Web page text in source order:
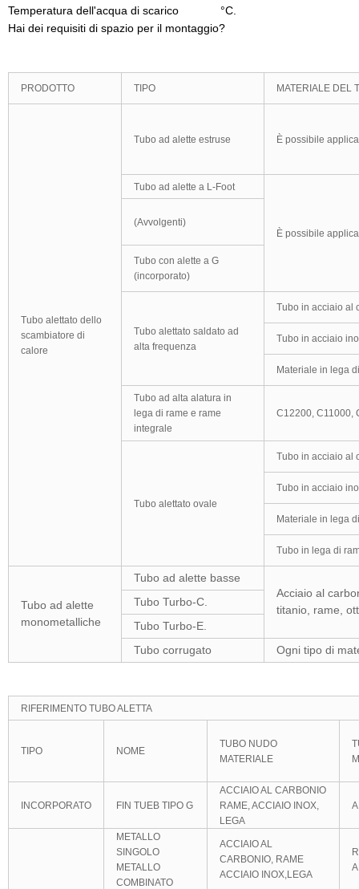
Temperatura dell'acqua di scarico °C.
Hai dei requisiti di spazio per il montaggio?
PRODOTTO TIPO MATERIALE DEL
Tubo alettato dello
scambiatore di
calore
Tubo ad alette estruse È possibile
Tubo ad alette a L-Foot
È possibile
(Avvolgenti)
Tubo con alette a G
(incorporato)
Tubo alettato saldato ad
alta frequenza
Tubo in acciaio al
Tubo in acciaio
Materiale in lega
Tubo ad alta alatura in
lega di rame e rame
integrale
C12200, C11000,
Tubo alettato ovale
Tubo in acciaio al
Tubo in acciaio
Materiale in lega
Tubo in lega di
Tubo ad alette
monometalliche
Tubo ad alette basse
Acciaio al
titanio, rame,
Tubo Turbo-C.
Tubo Turbo-E.
Tubo corrugato
Ogni tipo di
RIFERIMENTO TUBO ALETTA
TIPO NOME
TUBO NUDO
MATERIALE
INCORPORATO FIN TUEB TIPO G
ACCIAIO AL CARBONIO
RAME, ACCIAIO INOX,
LEGA
METALLO
SINGOLO
METALLO
COMBINATO
ACCIAIO AL
CARBONIO, RAME
ACCIAIO INOX,LEGA